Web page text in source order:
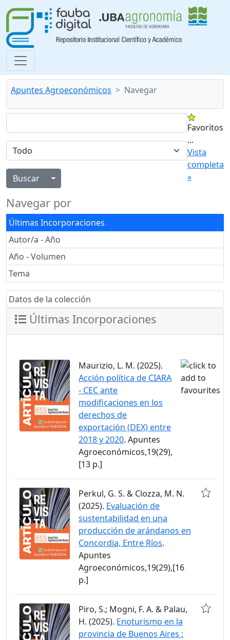
Apuntes Agroeconómicos Navegar
Alternar menú desplegable
Favoritos
...
Vista
completa
»
Navegar por
Últimas Incorporaciones
Autor/a - Año
Año - Volumen
Tema
Datos de la colección
Últimas Incorporaciones
Maurizio, L. M. (2025).
Acción política de CIARA
- CEC ante
modificaciones en los
derechos de
exportación (DEX) entre
2018 y 2020. Apuntes
Agroeconómicos,19(29),
[13 p.]
Perkul, G. S. & Clozza, M. N.
(2025). Evaluación de
sustentabilidad en una
producción de arándanos en
Concordia, Entre Ríos.
Apuntes
Agroeconómicos,19(29),[16
p.]
Piro, S.; Mogni, F. A. & Palau,
H. (2025). Enoturismo en la
provincia de Buenos Aires :